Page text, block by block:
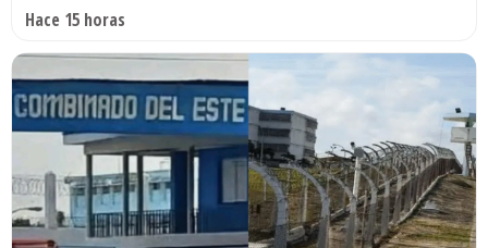
Hace 15 horas